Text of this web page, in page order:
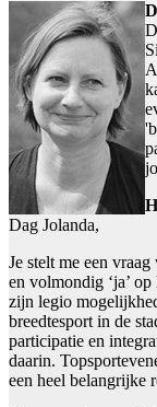
Dag Jolanda,
Je stelt me een
en volmondig ‘ja’
zijn legio
breedtesport in de
participatie en
daarin.
een heel belangrijke